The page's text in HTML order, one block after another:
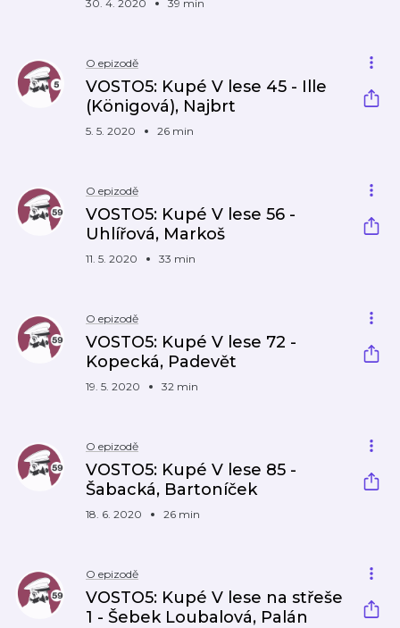
30. 4. 2020 39 min
O epizodě
VOSTO5: Kupé V lese 45 - Ille
(Königová), Najbrt
5. 5. 2020 26 min
O epizodě
VOSTO5: Kupé V lese 56 -
Uhlířová, Markoš
11. 5. 2020 33 min
O epizodě
VOSTO5: Kupé V lese 72 -
Kopecká, Padevět
19. 5. 2020 32 min
O epizodě
VOSTO5: Kupé V lese 85 -
Šabacká, Bartoníček
18. 6. 2020 26 min
O epizodě
VOSTO5: Kupé V lese na střeše
1 - Šebek Loubalová, Palán